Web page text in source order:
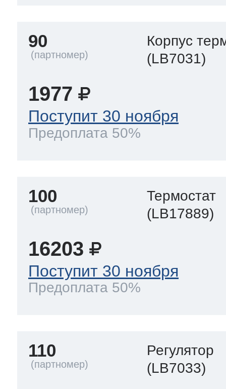
90
Корпус
(LB7031)
1977
Поступит 30 ноября
Предоплата 50%
100
Термостат
(LB17889)
16203
Поступит 30 ноября
Предоплата 50%
110
Регулятор
(LB7033)